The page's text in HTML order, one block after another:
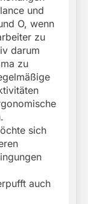
und
O, wenn
zu
darum
zu
sich
auch